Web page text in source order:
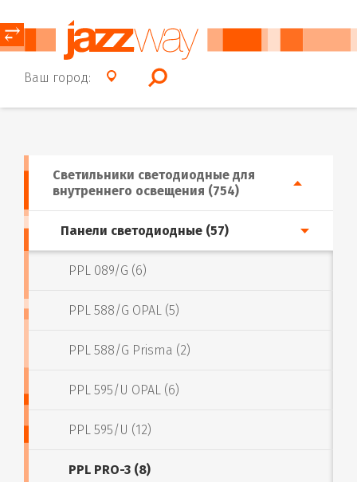
Ваш город:
⥂
Светильники светодиодные для
внутреннего освещения (754)
Панели светодиодные (57)
PPL 089/G (6)
PPL 588/G OPAL (5)
PPL 588/G Prisma (2)
PPL 595/U OPAL (6)
PPL 595/U (12)
PPL PRO-3 (8)